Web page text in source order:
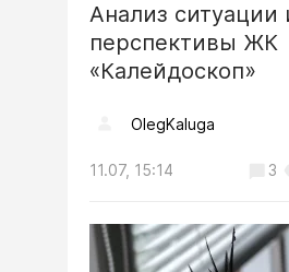
Анализ ситуации
перспективы ЖК
«Калейдоскоп»
OlegKaluga
11.07, 15:14 3